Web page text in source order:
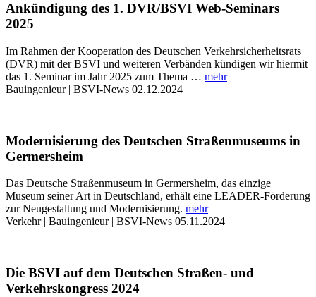
Ankündigung des 1. DVR/BSVI Web-Seminars
2025
Im Rahmen der Kooperation des Deutschen Verkehrsicherheitsrats
(DVR) mit der BSVI und weiteren Verbänden kündigen wir hiermit
das 1. Seminar im Jahr 2025 zum Thema … mehr
Bauingenieur | BSVI-News 02.12.2024
Modernisierung des Deutschen Straßenmuseums in
Germersheim
Das Deutsche Straßenmuseum in Germersheim, das einzige
Museum seiner Art in Deutschland, erhält eine LEADER-Förderung
zur Neugestaltung und Modernisierung. mehr
Verkehr | Bauingenieur | BSVI-News 05.11.2024
Die BSVI auf dem Deutschen Straßen- und
Verkehrskongress 2024